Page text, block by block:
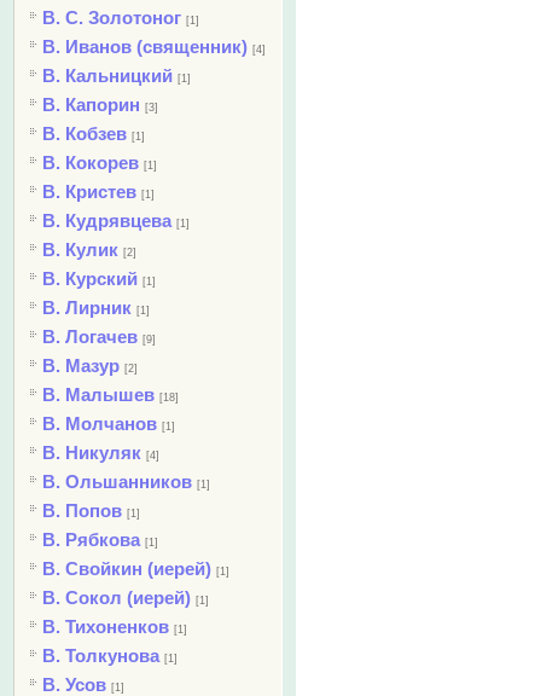
В. С. Золотоног [1]
В. Иванов (священник) [4]
В. Кальницкий [1]
В. Капорин [3]
В. Кобзев [1]
В. Кокорев [1]
В. Кристев [1]
В. Кудрявцева [1]
В. Кулик [2]
В. Курский [1]
В. Лирник [1]
В. Логачев [9]
В. Мазур [2]
В. Малышев [18]
В. Молчанов [1]
В. Никуляк [4]
В. Ольшанников [1]
В. Попов [1]
В. Рябкова [1]
В. Свойкин (иерей) [1]
В. Сокол (иерей) [1]
В. Тихоненков [1]
В. Толкунова [1]
В. Усов [1]